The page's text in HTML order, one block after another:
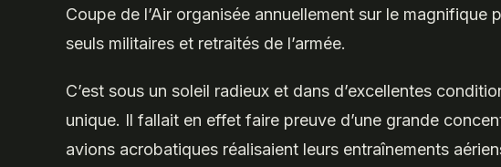
Valence
Saint
Didier
Coupe de l’Air organisée annuellement sur le
seuls militaires et retraités de l’armée.
C’est sous un soleil radieux et dans d’excellentes
unique. Il fallait en effet faire preuve d’une grande
avions acrobatiques réalisaient leurs entraînements